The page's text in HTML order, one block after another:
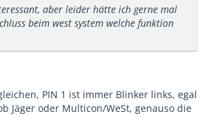
aber leider hätte ich gerne mal
beim west system welche funktion
PIN 1 ist immer Blinker links, egal
Jäger oder Multicon/WeSt, genauso die